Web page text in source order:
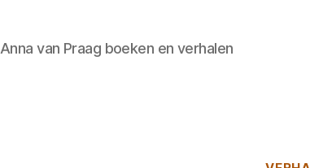
Anna van Praag boeken en verhalen